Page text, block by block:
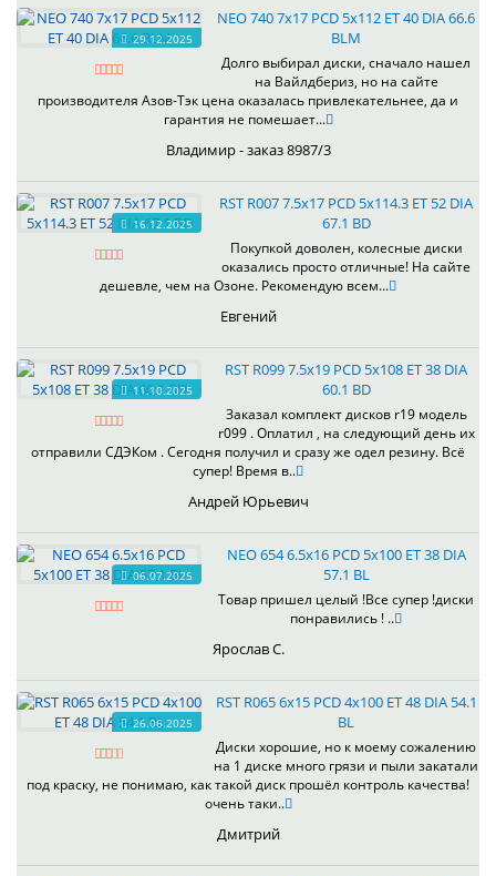
29.12.2025
NEO 740 7x17 PCD 5x112 ET 40 DIA 66.6
BLM
Долго выбирал диски, сначало нашел
на Вайлдбериз, но на сайте
производителя Азов-Тэк цена оказалась привлекательнее, да и
гарантия не помешает...
Владимир - заказ 8987/3
16.12.2025
RST R007 7.5x17 PCD 5x114.3 ET 52 DIA
67.1 BD
Покупкой доволен, колесные диски
оказались просто отличные! На сайте
дешевле, чем на Озоне. Рекомендую всем...
Евгений
11.10.2025
RST R099 7.5x19 PCD 5x108 ET 38 DIA
60.1 BD
Заказал комплект дисков r19 модель
r099 . Оплатил , на следующий день их
отправили СДЭКом . Сегодня получил и сразу же одел резину. Всё
супер! Время в..
Андрей Юрьевич
06.07.2025
NEO 654 6.5x16 PCD 5x100 ET 38 DIA
57.1 BL
Товар пришел целый !Все супер !диски
понравились ! ..
Ярослав С.
26.06.2025
RST R065 6x15 PCD 4x100 ET 48 DIA 54.1
BL
Диски хорошие, но к моему сожалению
на 1 диске много грязи и пыли закатали
под краску, не понимаю, как такой диск прошёл контроль качества!
очень таки..
Дмитрий